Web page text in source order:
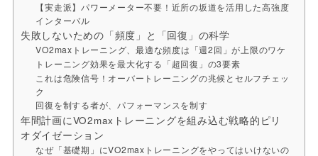
【実走派】パワーメーター不要！近所の坂道を活用した高強度
インターバル
失敗しないための「頻度」と「回復」の科学
VO2maxトレーニング、最適な頻度は「週2回」が上限のワケ
トレーニング効果を最大化する「超回復」の3要素
これは危険信号！オーバートレーニングの兆候とセルフチェッ
ク
回復を制する者が、パフォーマンスを制す
年間計画にVO2maxトレーニングを組み込む戦略的ピリ
オダイゼーション
なぜ「基礎期」にVO2maxトレーニングをやってはいけないの